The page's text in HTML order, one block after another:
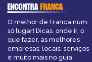
ENCONTRAFRANCA
O melhor de Franca num
só lugar! Dicas, onde ir, o
que fazer, as melhores
empresas, locais, serviços
e muito mais no guia